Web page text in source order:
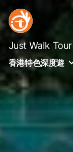
to
content
Just Walk Tour
香港特色深度遊